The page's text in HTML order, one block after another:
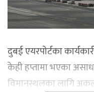
दुबई एयरपोर्टका
केही हप्तामा भएका
विमानस्थलका लागि